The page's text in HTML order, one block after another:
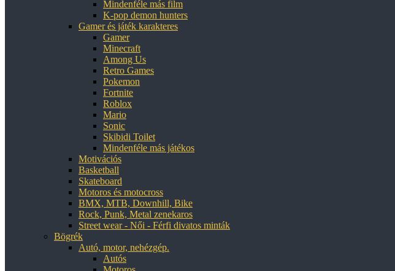
Mindenféle más film
K-pop demon hunters
Gamer és játék karakteres
Gamer
Minecraft
Among Us
Retro Games
Pokemon
Fortnite
Roblox
Mario
Sonic
Skibidi Toilet
Mindenféle más játékos
Motivációs
Basketball
Skateboard
Motoros és motocross
BMX, MTB, Downhill, Bike
Rock, Punk, Metal zenekaros
Street wear - Női - Férfi divatos minták
Bögrék
Autó, motor, nehézgép.
Autós